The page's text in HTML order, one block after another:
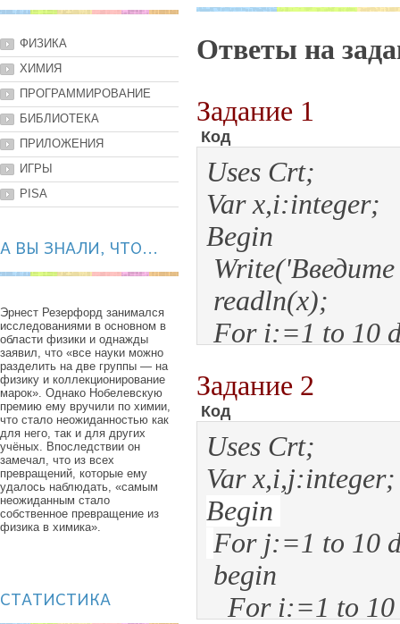
ФИЗИКА
ХИМИЯ
ПРОГРАММИРОВАНИЕ
БИБЛИОТЕКА
ПРИЛОЖЕНИЯ
ИГРЫ
PISA
А ВЫ ЗНАЛИ, ЧТО...
Эрнест Резерфорд занимался
исследованиями в основном в
области физики и однажды
заявил, что «все науки можно
разделить на две группы — на
физику и коллекционирование
марок». Однако Нобелевскую
премию ему вручили по химии,
что стало неожиданностью как
для него, так и для других
учёных. Впоследствии он
замечал, что из всех
превращений, которые ему
удалось наблюдать, «самым
неожиданным стало
собственное превращение из
физика в химика».
СТАТИСТИКА
Ответы на
Задание 1
Код
Uses Crt;
Var x,i:integer;
Begin
readln(x);
For i:=1 to 10
end;
End.
Задание 2
Код
Uses Crt;
Var x,i,j:integer;
Begin
For j:=1 to 10
begin
For i:=1 to 10